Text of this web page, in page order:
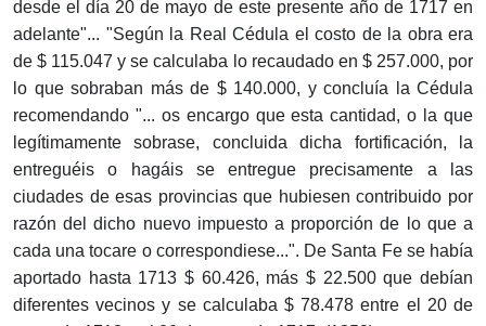
desde el día 20 de mayo de este presente año de 1717 en
adelante"... "Según la Real Cédula el costo de la obra era
de $ 115.047 y se calculaba lo recaudado en $ 257.000, por
lo que sobraban más de $ 140.000, y concluía la Cédula
recomendando "... os encargo que esta cantidad, o la que
legítimamente sobrase, concluida dicha fortificación, la
entreguéis o hagáis se entregue precisamente a las
ciudades de esas provincias que hubiesen contribuido por
razón del dicho nuevo impuesto a proporción de lo que a
cada una tocare o correspondiese...". De Santa Fe se había
aportado hasta 1713 $ 60.426, más $ 22.500 que debían
diferentes vecinos y se calculaba $ 78.478 entre el 20 de